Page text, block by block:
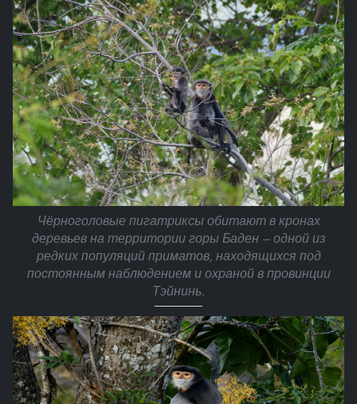
Чёрноголовые пигатриксы обитают в кронах
деревьев на территории горы Баден — одной из
редких популяций приматов, находящихся под
постоянным наблюдением и охраной в провинции
Тэйнинь.